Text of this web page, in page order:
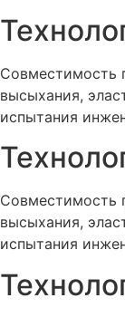
Совместимость
высыхания,
испытания
Совместимость
высыхания,
испытания